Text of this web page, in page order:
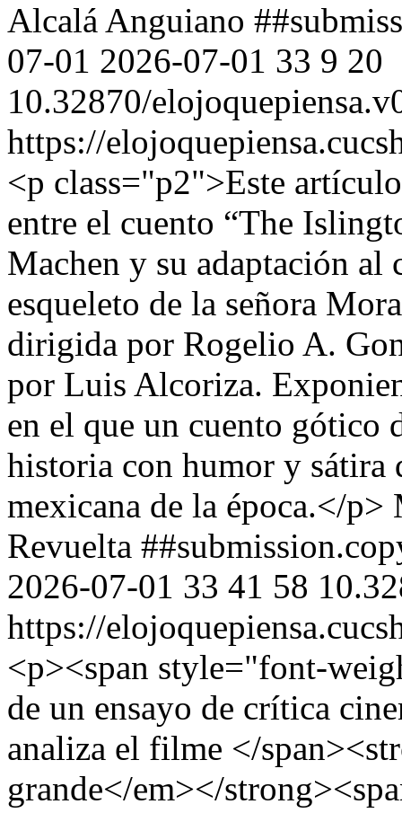
Alcalá Anguiano
07-01 2026-07-01 33 9 20
10.32870/
https://
<p class="p2">Este
entre el cuento “The
Machen y su adaptación
esqueleto de la señora
dirigida por Rogelio A.
por Luis Alcoriza.
en el que un cuento gótico
historia con humor y sátira
mexicana de la época.</p>
Revuelta
2026-07-01 33 41 58
https://
<p><span style="font-
de un ensayo de crítica
analiza el filme </
grande</em></